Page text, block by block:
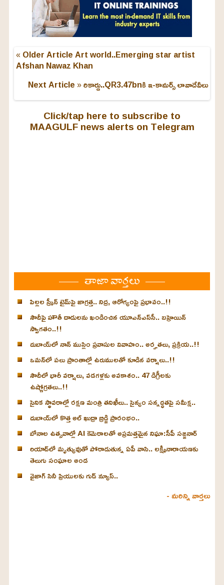
« Older ArticleArt world..Emerging star artist
Afshan Nawaz Khan
Next Article »రికార్డు..QR3.47bnకి ఇ-కామర్స్ లావాదేవీలు
Click/tap here to subscribe to
MAAGULF news alerts on Telegram
తాజా వార్తలు
పిల్లల స్క్రీన్‌ టైమ్‌పై జాగ్రత్త.. నిద్ర, ఆరోగ్యంపై ప్రభావం..!!
సౌదీపై హౌతీ దాడులను ఖండించిన యూఎన్‌ఎస్‌సీ.. బహ్రెయిన్‌
స్వాగతం..!!
దుబాయ్‌లో నాన్ ముస్లిం ప్రవాసుల వివాహం.. అర్హతలు, ప్రక్రియ..!!
ఒమన్‌లో పలు ప్రాంతాల్లో ఉరుములతో కూడిన వర్షాలు..!!
సౌదీలో భారీ వర్షాలు, వడగళ్లకు అవకాశం.. 47 డిగ్రీలకు
ఉష్ణోగ్రతలు..!!
సైనిక స్థావరాల్లో రక్షణ మంత్రి తనిఖీలు.. సైన్యం సన్నద్ధతపై సమీక్ష..
దుబాయ్‌లో కొత్త అల్ ఖుద్రా బ్రిడ్జి ప్రారంభం..
బోనాల ఉత్సవాల్లో AI కెమెరాలతో అప్రమత్తమైన నిఘా:సీపీ సజ్జనార్
రియాద్‌లో మృత్యువుతో పోరాడుతున్న ఏపీ వాసి.. లక్ష్మీనారాయణకు
తెలుగు సంఘాల అండ
వైజాగ్ సినీ ప్రియులకు గుడ్ న్యూస్..
- మరిన్ని వార్తలు